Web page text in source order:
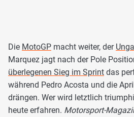
Die MotoGP macht weiter, der
Marquez jagt nach der Pole
überlegenen Sieg im Sprint das
während Pedro Acosta und die
drängen. Wer wird letztlich
heute erfahren. Motorsport-